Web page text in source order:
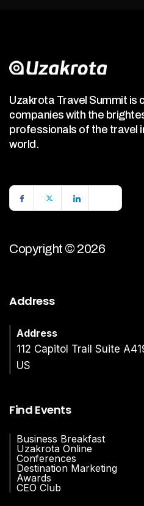
Uzakrota Travel Summit is
companies with the
professionals of the travel
world.
Copyright © 2026
Address
Address
112 Capitol Trail Suite
US
Find Events
Business Breakfast
Uzakrota Online
Conferences
Destination Marketing
Awards
CEO Club